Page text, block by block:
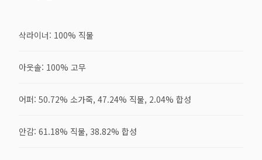
삭라이너: 100% 직물
아웃솔: 100% 고무
어퍼: 50.72% 소가죽, 47.24% 직물, 2.04% 합성
안감: 61.18% 직물, 38.82% 합성